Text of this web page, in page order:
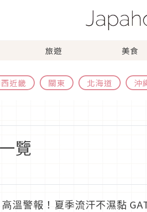
旅遊 美食
近畿 關東 北海道 沖
覽
高溫警報！夏季流汗不濕黏